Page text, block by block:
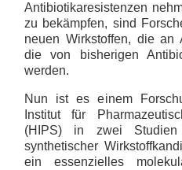
Antibiotikaresistenzen
zu bekämpfen, sind
neuen Wirkstoffen, die an
die von bisherigen
werden.
Nun ist es einem
Institut für
(HIPS) in zwei
synthetischer
ein essenzielles